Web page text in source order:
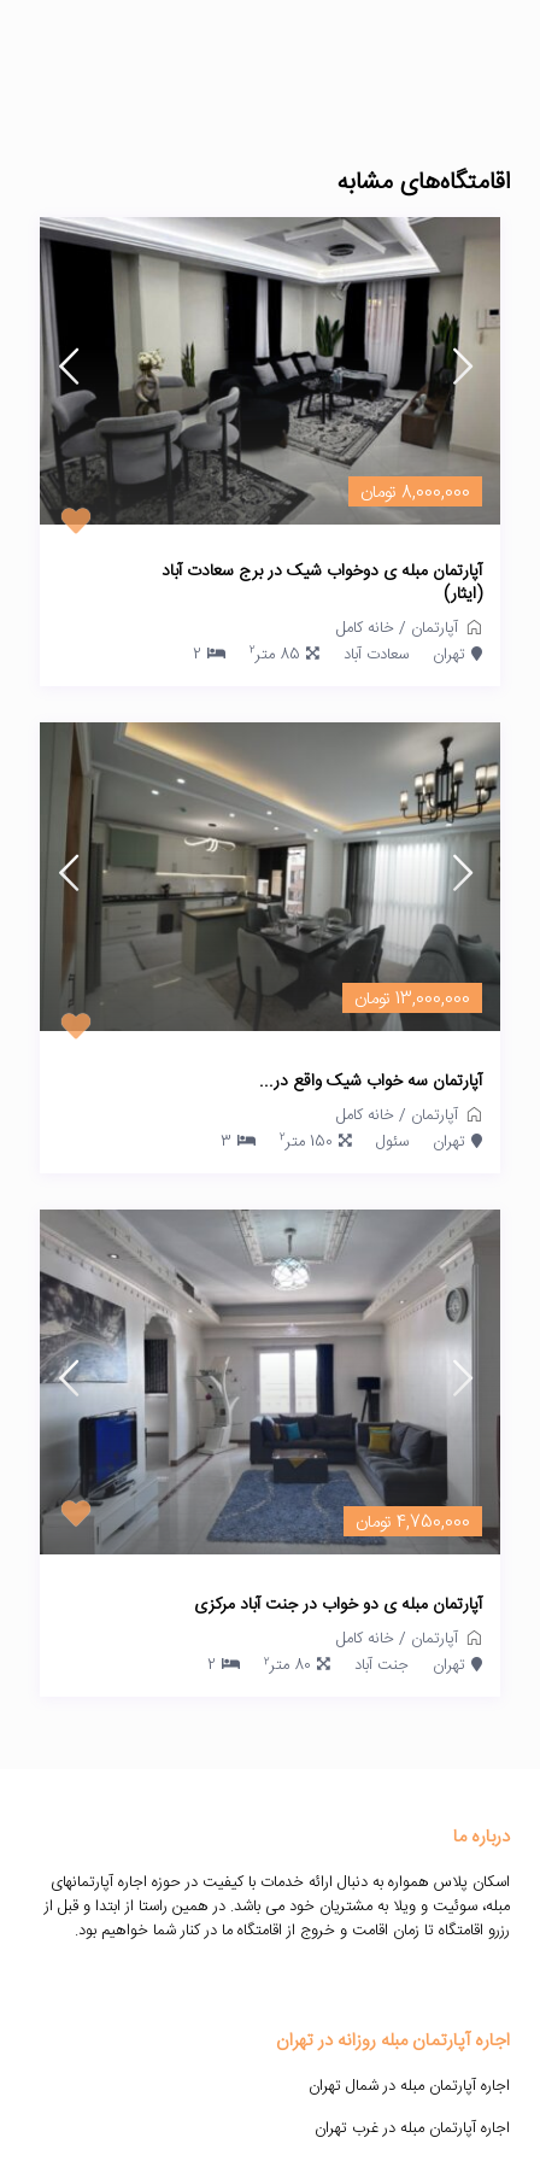
اقامتگاه‌های مشابه
8,000,000 تومان
آپارتمان مبله ی دوخواب شیک در برج سعادت آباد
(ایثار)
آپارتمان /خانه کامل
تهران
سعادت آباد 85 متر 2
2
13,000,000 تومان
آپارتمان سه خواب شیک واقع در...
آپارتمان /خانه کامل
تهران
سئول 150 متر 2
3
4,750,000 تومان
آپارتمان مبله ی دو خواب در جنت آباد مرکزی
آپارتمان /خانه کامل
تهران
جنت آباد 80 متر 2
2
درباره ما
اسکان پلاس همواره به دنبال ارائه خدمات با کیفیت در حوزه اجاره آپارتمانهای
مبله، سوئیت و ویلا به مشتریان خود می باشد. در همین راستا از ابتدا و قبل از
رزرو اقامتگاه تا زمان اقامت و خروج از اقامتگاه ما در کنار شما خواهیم بود.
اجاره آپارتمان مبله روزانه در تهران
اجاره آپارتمان مبله در شمال تهران
اجاره آپارتمان مبله در غرب تهران